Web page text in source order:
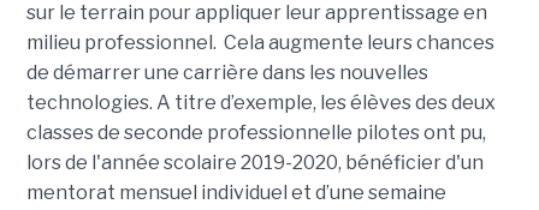
sur le terrain pour appliquer leur apprentissage en
milieu professionnel. Cela augmente leurs chances
de démarrer une carrière dans les nouvelles
technologies. A titre d’exemple, les élèves des deux
classes de seconde professionnelle pilotes ont pu,
lors de l'année scolaire 2019-2020, bénéficier d'un
mentorat mensuel individuel et d’une semaine